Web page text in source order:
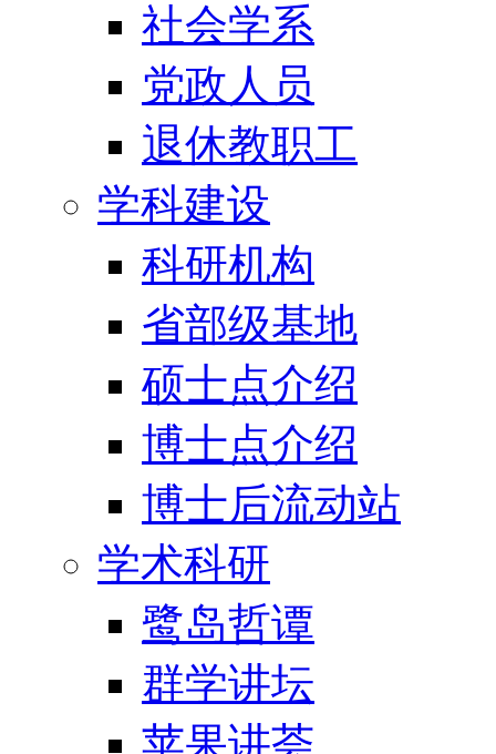
社会学系
党政人员
退休教职工
学科建设
科研机构
省部级基地
硕士点介绍
博士点介绍
博士后流动站
学术科研
鹭岛哲谭
群学讲坛
苹果讲荟